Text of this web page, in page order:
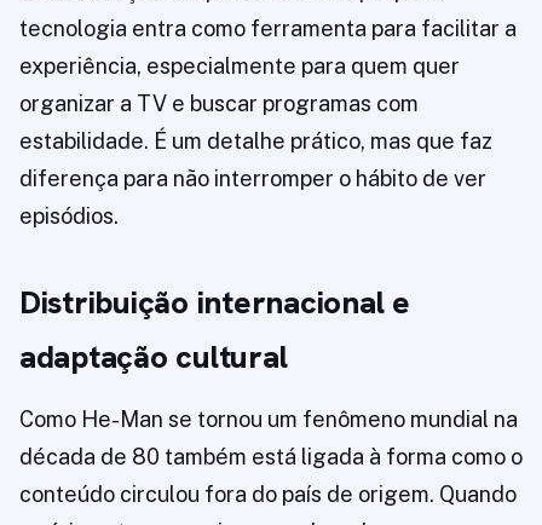
tecnologia entra como ferramenta para facilitar a
experiência, especialmente para quem quer
organizar a TV e buscar programas com
estabilidade. É um detalhe prático, mas que faz
diferença para não interromper o hábito de ver
episódios.
Distribuição internacional e
adaptação cultural
Como He-Man se tornou um fenômeno mundial na
década de 80 também está ligada à forma como o
conteúdo circulou fora do país de origem. Quando